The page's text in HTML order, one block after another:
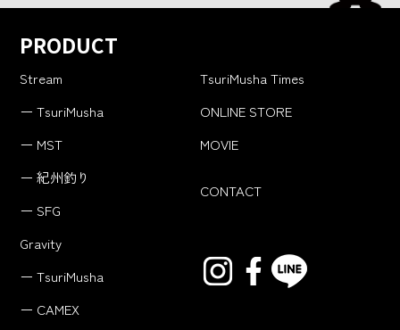
PRODUCT
Stream
ー TsuriMusha
ー MST
ー 紀州釣り
ー SFG
Gravity
ー TsuriMusha
ー CAMEX
TsuriMusha Times
ONLINE STORE
MOVIE
CONTACT